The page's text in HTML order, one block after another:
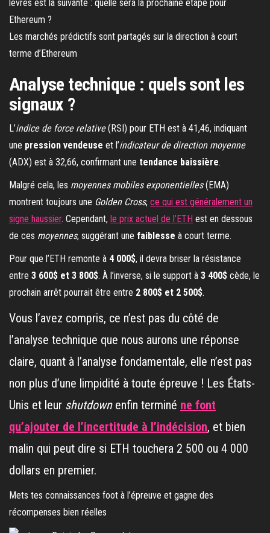
Les marchés prédictifs sont partagés sur la direction à court
terme d’Ethereum
Analyse technique : quels sont les
signaux ?
L’indice de force relative(RSI) pour ETH est à 41,46, indiquant
une pression vendeuse et l’indicateur de direction moyenne
(ADX) est à 32,66, confirmant une tendance baissière.
Malgré cela, les moyennes mobiles exponentielles(EMA)
montrent toujours une Golden Cross, ce qui est généralement un
signe haussier. Cependant, le prix actuel de l’ETH est en dessous
de ces moyennes, suggérant une faiblesse à court terme.
Pour que l’ETH remonte à 4 000$, il devra briser la résistance
entre 3 600$ et 3 800$. À l’inverse, si le support à 3 400$ cède, le
prochain arrêt pourrait être entre 2 800$ et 2 500$.
Vous l’avez compris, ce n’est pas du côté de
l’analyse technique que nous aurons une réponse
claire, quant à l’analyse fondamentale, elle n’est pas
non plus d’une limpidité à toute épreuve ! Les États-
Unis et leur shutdown enfin terminé ne font
qu’ajouter de l’incertitude à l’indécision, et bien
malin qui peut dire si ETH touchera 2 500 ou 4 000
dollars en premier.
Mets tes connaissances foot à l’épreuve et gagne des
récompenses bien réelles